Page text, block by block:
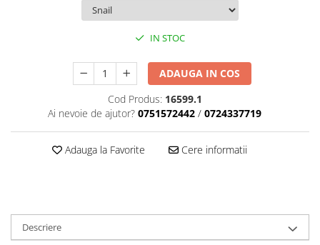
Instrumente de scris și desen
Linere
Markere
IN STOC
ADAUGA IN COS
Cod Produs: 16599.1
Ai nevoie de ajutor? 0751572442 / 0724337719
Adauga la Favorite Cere informatii
Descriere